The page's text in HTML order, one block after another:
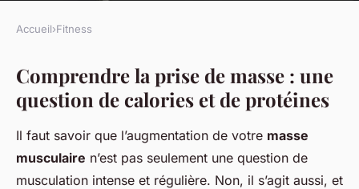
Quels aliments favoriser pour
une prise de masse efficace ?
Clara• 22 décembre 2023•5 min de lecture
Accueil›Fitness
Comprendre la prise de masse : une
question de calories et de protéines
Il faut savoir que l’augmentation de votre masse
musculaire n’est pas seulement une question de
musculation intense et régulière. Non, il s’agit aussi, et